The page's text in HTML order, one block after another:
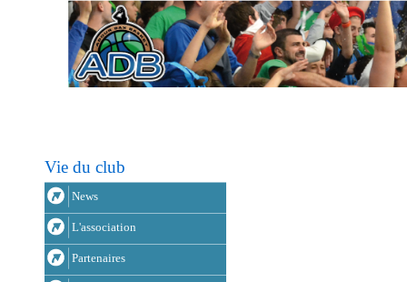
Vie du club
News
L'association
Partenaires